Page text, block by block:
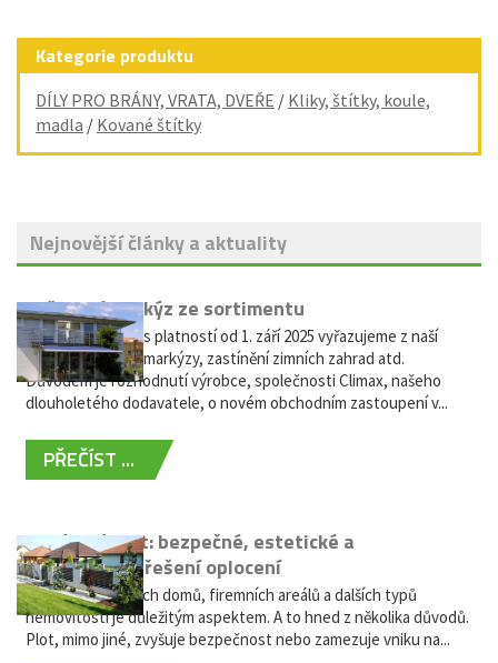
Kategorie produktu
DÍLY PRO BRÁNY, VRATA, DVEŘE / Kliky, štítky, koule,
madla / Kované štítky
Nejnovější články a aktuality
Vyřazení markýz ze sortimentu
Vážení zákazníci, s platností od 1. září 2025 vyřazujeme z naší
nabídky výsuvné markýzy, zastínění zimních zahrad atd.
Důvodem je rozhodnutí výrobce, společnosti Climax, našeho
dlouholetého dodavatele, o novém obchodním zastoupení v...
PŘEČÍST ...
Hliníkový plot: bezpečné, estetické a
bezúdržbové řešení oplocení
Oplocení rodinných domů, firemních areálů a dalších typů
nemovitostí je důležitým aspektem. A to hned z několika důvodů.
Plot, mimo jiné, zvyšuje bezpečnost nebo zamezuje vniku na...